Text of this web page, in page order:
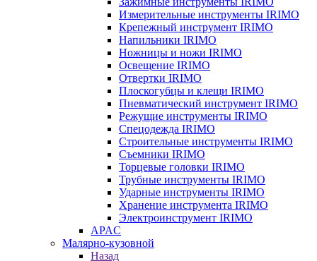
Измерительные инструменты IRIMO
Крепежный инструмент IRIMO
Напильники IRIMO
Ножницы и ножи IRIMO
Освещение IRIMO
Отвертки IRIMO
Плоскогубцы и клещи IRIMO
Пневматический инструмент IRIMO
Режущие инструменты IRIMO
Спецодежда IRIMO
Строительные инструменты IRIMO
Съемники IRIMO
Торцевые головки IRIMO
Трубные инструменты IRIMO
Ударные инструменты IRIMO
Хранение инструмента IRIMO
Электроинструмент IRIMO
APAC
Малярно-кузовной
Назад